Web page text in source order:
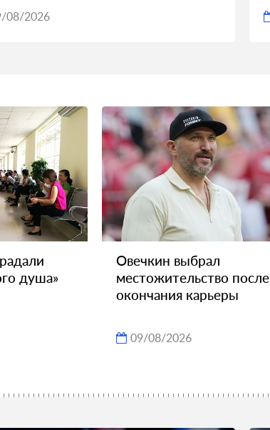
08/2026
душа»
Овечкин выбрал
местожительство после
окончания карьеры
09/08/2026